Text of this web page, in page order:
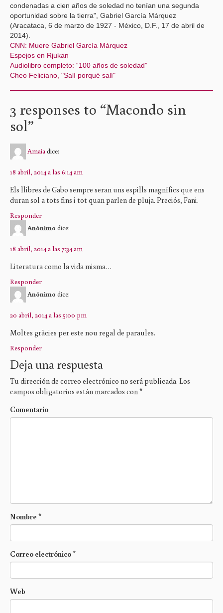
condenadas a cien años de soledad no tenían una segunda
oportunidad sobre la tierra", Gabriel García Márquez
(Aracataca, 6 de marzo de 1927 - México, D.F., 17 de abril de
2014).
CNN: Muere Gabriel García Márquez
Espejos en Rjukan
Audiolibro completo: “100 años de soledad”
Cheo Feliciano, "Salí porqué salí"
3 responses to “Macondo sin
sol”
Amaia dice:
18 abril, 2014 a las 6:14 am
Els llibres de Gabo sempre seran uns espills magnífics que ens
duran sol a tots fins i tot quan parlen de pluja. Preciós, Fani.
Responder
Anónimo dice:
18 abril, 2014 a las 7:34 am
Literatura como la vida misma…
Responder
Anónimo dice:
20 abril, 2014 a las 5:00 pm
Moltes gràcies per este nou regal de paraules.
Responder
Deja una respuesta
Tu dirección de correo electrónico no será publicada. Los
campos obligatorios están marcados con *
Comentario
Nombre *
Correo electrónico*
Web